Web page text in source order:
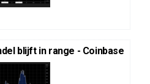
blijft in range - Coinbase